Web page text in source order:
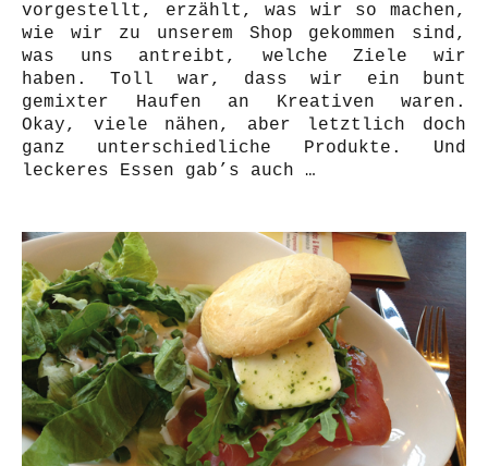
vorgestellt, erzählt, was wir so machen,
wie wir zu unserem Shop gekommen sind,
was uns antreibt, welche Ziele wir
haben. Toll war, dass wir ein bunt
gemixter Haufen an Kreativen waren.
Okay, viele nähen, aber letztlich doch
ganz unterschiedliche Produkte. Und
leckeres Essen gab’s auch …